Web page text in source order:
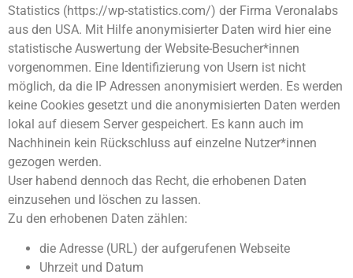
Statistics (https://wp-statistics.com/) der Firma Veronalabs
aus den USA. Mit Hilfe anonymisierter Daten wird hier eine
statistische Auswertung der Website-Besucher*innen
vorgenommen. Eine Identifizierung von Usern ist nicht
möglich, da die IP Adressen anonymisiert werden. Es werden
keine Cookies gesetzt und die anonymisierten Daten werden
lokal auf diesem Server gespeichert. Es kann auch im
Nachhinein kein Rückschluss auf einzelne Nutzer*innen
gezogen werden.
User habend dennoch das Recht, die erhobenen Daten
einzusehen und löschen zu lassen.
Zu den erhobenen Daten zählen:
die Adresse (URL) der aufgerufenen Webseite
Uhrzeit und Datum